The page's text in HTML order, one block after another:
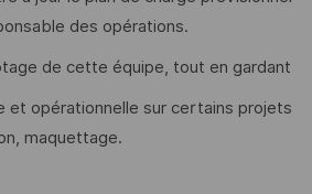
des opérations.
de cette équipe, tout en gardant
et opérationnelle sur certains projets
maquettage.